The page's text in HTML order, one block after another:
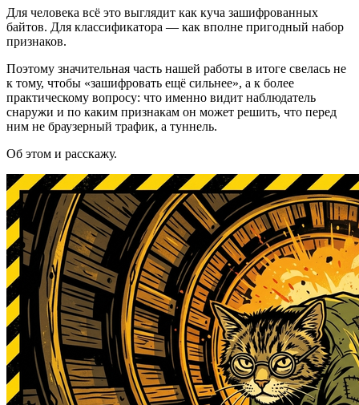
Для человека всё это выглядит как куча зашифрованных
байтов. Для классификатора — как вполне пригодный набор
признаков.
Поэтому значительная часть нашей работы в итоге свелась не
к тому, чтобы «зашифровать ещё сильнее», а к более
практическому вопросу: что именно видит наблюдатель
снаружи и по каким признакам он может решить, что перед
ним не браузерный трафик, а туннель.
Об этом и расскажу.